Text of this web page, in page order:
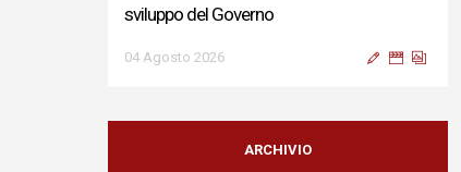
sviluppo del Governo
04 Agosto 2026
Sigismondi, Liris e Testa: “Profondo
cordoglio e vicinanza al Ministro Roccella e
ARCHIVIO